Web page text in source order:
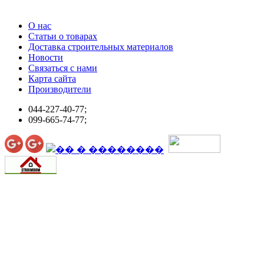
О нас
Статьи о товарах
Доставка строительных материалов
Новости
Связаться с нами
Карта сайта
Производители
044-227-40-77;
099-665-74-77;